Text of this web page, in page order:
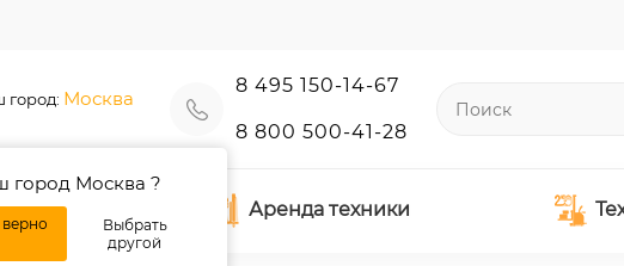
город: Москва
город Москва ?
Выбрать
другой
8 495 150-14-67
8 800 500-41-28
О нас Аренда техники